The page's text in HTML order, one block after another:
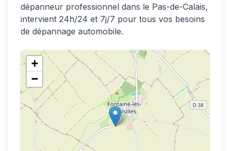
dépanneur professionnel dans le Pas-de-Calais,
intervient 24h/24 et 7j/7 pour tous vos besoins
de dépannage automobile.
+
−